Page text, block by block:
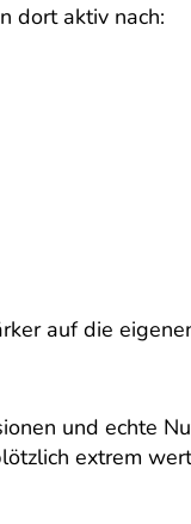
dort aktiv nach:
auf die
und echte
extrem